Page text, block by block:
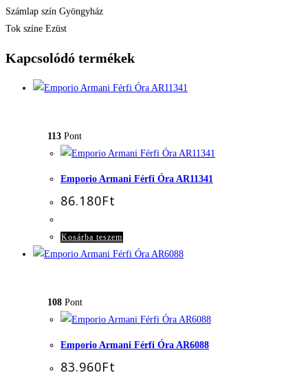
Számlap szín Gyöngyház
Tok színe Ezüst
Kapcsolódó termékek
113 Pont
Emporio Armani Férfi Óra AR11341
86.180Ft
Kosárba teszem
108 Pont
Emporio Armani Férfi Óra AR6088
83.960Ft